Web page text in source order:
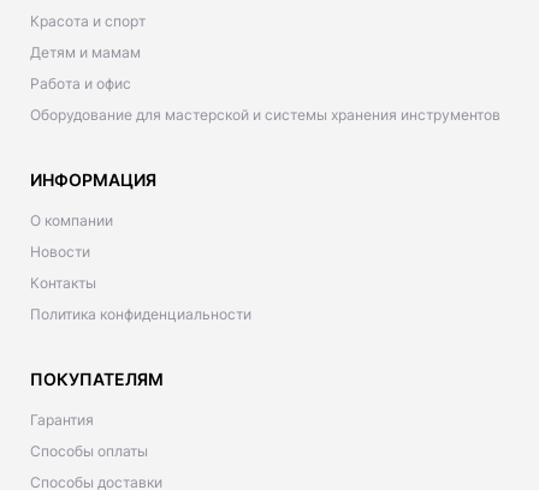
Красота и спорт
Детям и мамам
Работа и офис
Оборудование для мастерской и системы хранения инструментов
ИНФОРМАЦИЯ
О компании
Новости
Контакты
Политика конфиденциальности
ПОКУПАТЕЛЯМ
Гарантия
Способы оплаты
Способы доставки